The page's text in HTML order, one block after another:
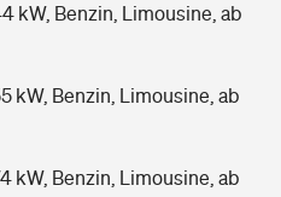
kW, Benzin, Limousine, ab
kW, Benzin, Limousine, ab
kW, Benzin, Limousine, ab